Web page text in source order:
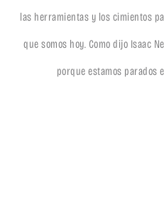
las herramientas y los cimientos
que somos hoy. Como dijo Isaac
porque estamos parados